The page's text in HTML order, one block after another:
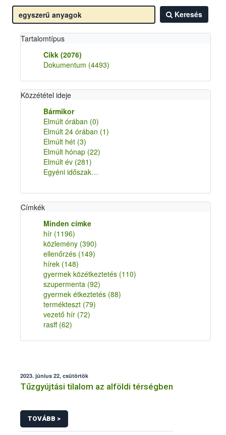
Keresés
Tartalomtípus
Cikk (2076)
Dokumentum (4493)
Közzététel ideje
Bármikor
Elmúlt órában (0)
Elmúlt 24 órában (1)
Elmúlt hét (3)
Elmúlt hónap (22)
Elmúlt év (281)
Egyéni időszak…
Címkék
Minden címke
hír (1196)
közlemény (390)
ellenőrzés (149)
hírek (148)
gyermek közétkeztetés (110)
szupermenta (92)
gyermek étkeztetés (88)
termékteszt (79)
vezető hír (72)
rasff (62)
2023. június 22, csütörtök
Tűzgyújtási tilalom az alföldi térségben
TOVÁBB >